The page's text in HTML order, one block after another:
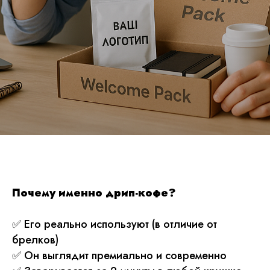
Почему именно дрип-кофе?
✅ Его реально используют (в отличие от
брелков)
✅ Он выглядит премиально и современно